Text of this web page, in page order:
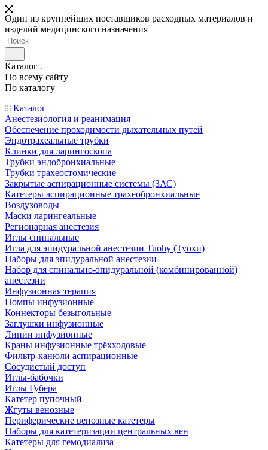
Один из крупнейших поставщиков расходных материалов и
изделий медицинского назначения
Каталог
По всему сайту
По каталогу
Каталог
Анестезиология и реанимация
Обеспечение проходимости дыхательных путей
Эндотрахеальные трубки
Клинки для ларингоскопа
Трубки эндобронхиальные
Трубки трахеостомические
Закрытые аспирационные системы (ЗАС)
Катетеры аспирационные трахеобронхиальные
Воздуховоды
Маски ларингеальные
Регионарная анестезия
Иглы спинальные
Игла для эпидуральной анестезии Tuohy (Туохи)
Наборы для эпидуральной анестезии
Набор для спинально-эпидуральной (комбинированной)
анестезии
Инфузионная терапия
Помпы инфузионные
Коннекторы безыгольные
Заглушки инфузионные
Линии инфузионные
Краны инфузионные трёхходовые
Фильтр-канюли аспирационные
Сосудистый доступ
Иглы-бабочки
Иглы Губера
Катетер пупочный
Жгуты венозные
Периферические венозные катетеры
Наборы для катетеризации центральных вен
Катетеры для гемодиализа